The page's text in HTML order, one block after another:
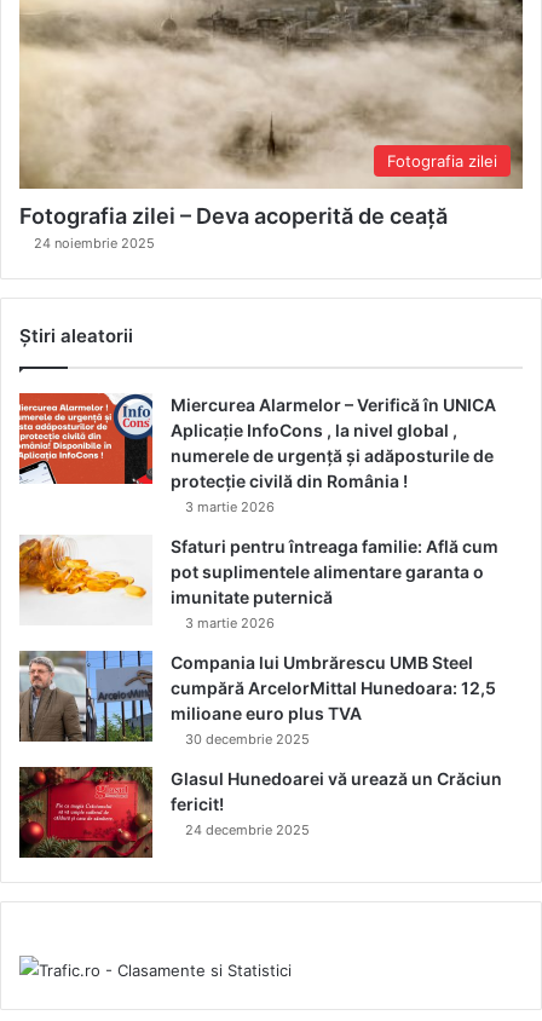
Fotografia zilei
Fotografia zilei – Deva acoperită de ceață
24 noiembrie 2025
Știri aleatorii
Miercurea Alarmelor – Verifică în UNICA
Aplicație InfoCons , la nivel global ,
numerele de urgență și adăposturile de
protecție civilă din România !
3 martie 2026
Sfaturi pentru întreaga familie: Află cum
pot suplimentele alimentare garanta o
imunitate puternică
3 martie 2026
Compania lui Umbrărescu UMB Steel
cumpără ArcelorMittal Hunedoara: 12,5
milioane euro plus TVA
30 decembrie 2025
Glasul Hunedoarei vă urează un Crăciun
fericit!
24 decembrie 2025